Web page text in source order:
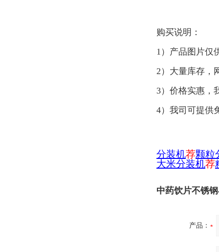
购买说明：
1）产品图片仅
2）大量库存，
3）价格实惠，
4）我司可提供
分装机荐颗粒
大米分装机荐
中药饮片不锈
产品：